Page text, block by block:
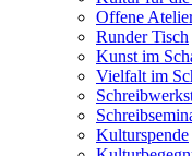
Offene
Runder Tisch
Kunst im
Vielfalt im
Kulturspende